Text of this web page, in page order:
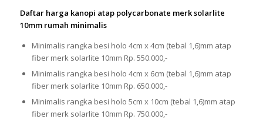
Daftar harga kanopi atap polycarbonate merk solarlite
10mm rumah minimalis
Minimalis rangka besi holo 4cm x 4cm (tebal 1,6)mm atap
fiber merk solarlite 10mm Rp. 550.000,-
Minimalis rangka besi holo 4cm x 6cm (tebal 1,6)mm atap
fiber merk solarlite 10mm Rp. 650.000,-
Minimalis rangka besi holo 5cm x 10cm (tebal 1,6)mm atap
fiber merk solarlite 10mm Rp. 750.000,-